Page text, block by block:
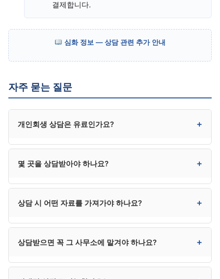
결제합니다.
심화 정보 — 상담 관련 추가 안내
자주 묻는 질문
개인회생 상담은 유료인가요? +
진행되며, 본인 사건 자격 가능성, 예상 변제금, 비용 견적
몇 곳을 상담받아야 하나요? +
비교의 기준이 없고, 너무 많은 곳을 다니면 결정이
상담 시 어떤 자료를 가져가야 하나요? +
경위 등을 정리해 가시면 효과적인 상담이 가능합니다.
상담받으면 꼭 그 사무소에 맡겨야 하나요? +